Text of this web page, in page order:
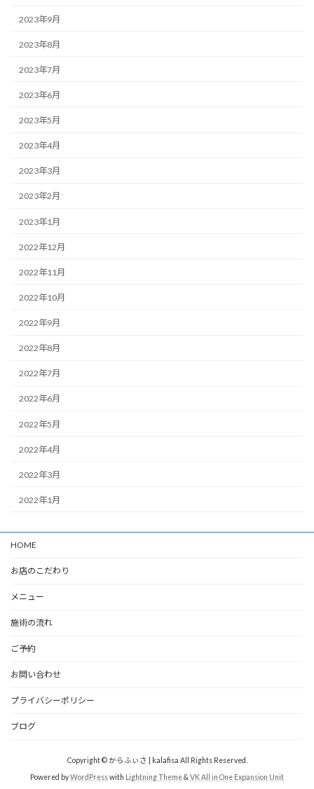
2023年9月
2023年8月
2023年7月
2023年6月
2023年5月
2023年4月
2023年3月
2023年2月
2023年1月
2022年12月
2022年11月
2022年10月
2022年9月
2022年8月
2022年7月
2022年6月
2022年5月
2022年4月
2022年3月
2022年1月
HOME
お店のこだわり
メニュー
施術の流れ
ご予約
お問い合わせ
プライバシーポリシー
ブログ
Copyright © からふぃさ | kalafisa All Rights Reserved.
Powered byWordPresswith Lightning Theme&VK All in One Expansion Unit